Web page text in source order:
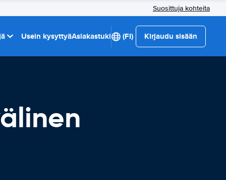
Suosittuja kohteita
Usein kysyttyäAsiakastuki (FI) Kirjaudu sisään